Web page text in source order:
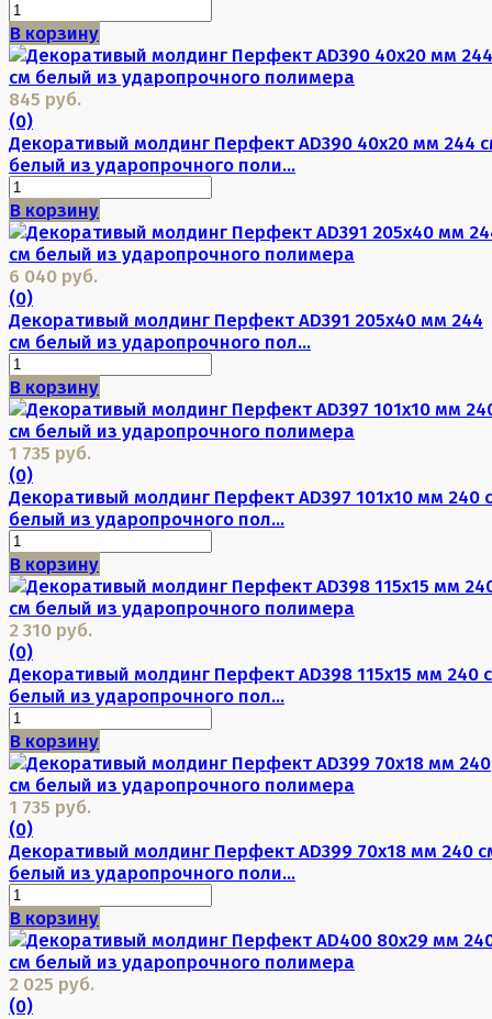
В корзину
845 руб.
(0)
Декоративый молдинг Перфект AD390 40х20 мм 244
белый из ударопрочного поли...
В корзину
6 040 руб.
(0)
Декоративый молдинг Перфект AD391 205х40 мм 244
см белый из ударопрочного пол...
В корзину
1 735 руб.
(0)
Декоративый молдинг Перфект AD397 101х10 мм 240
белый из ударопрочного пол...
В корзину
2 310 руб.
(0)
Декоративый молдинг Перфект AD398 115х15 мм 240
белый из ударопрочного пол...
В корзину
1 735 руб.
(0)
Декоративый молдинг Перфект AD399 70х18 мм 240
белый из ударопрочного поли...
В корзину
2 025 руб.
(0)